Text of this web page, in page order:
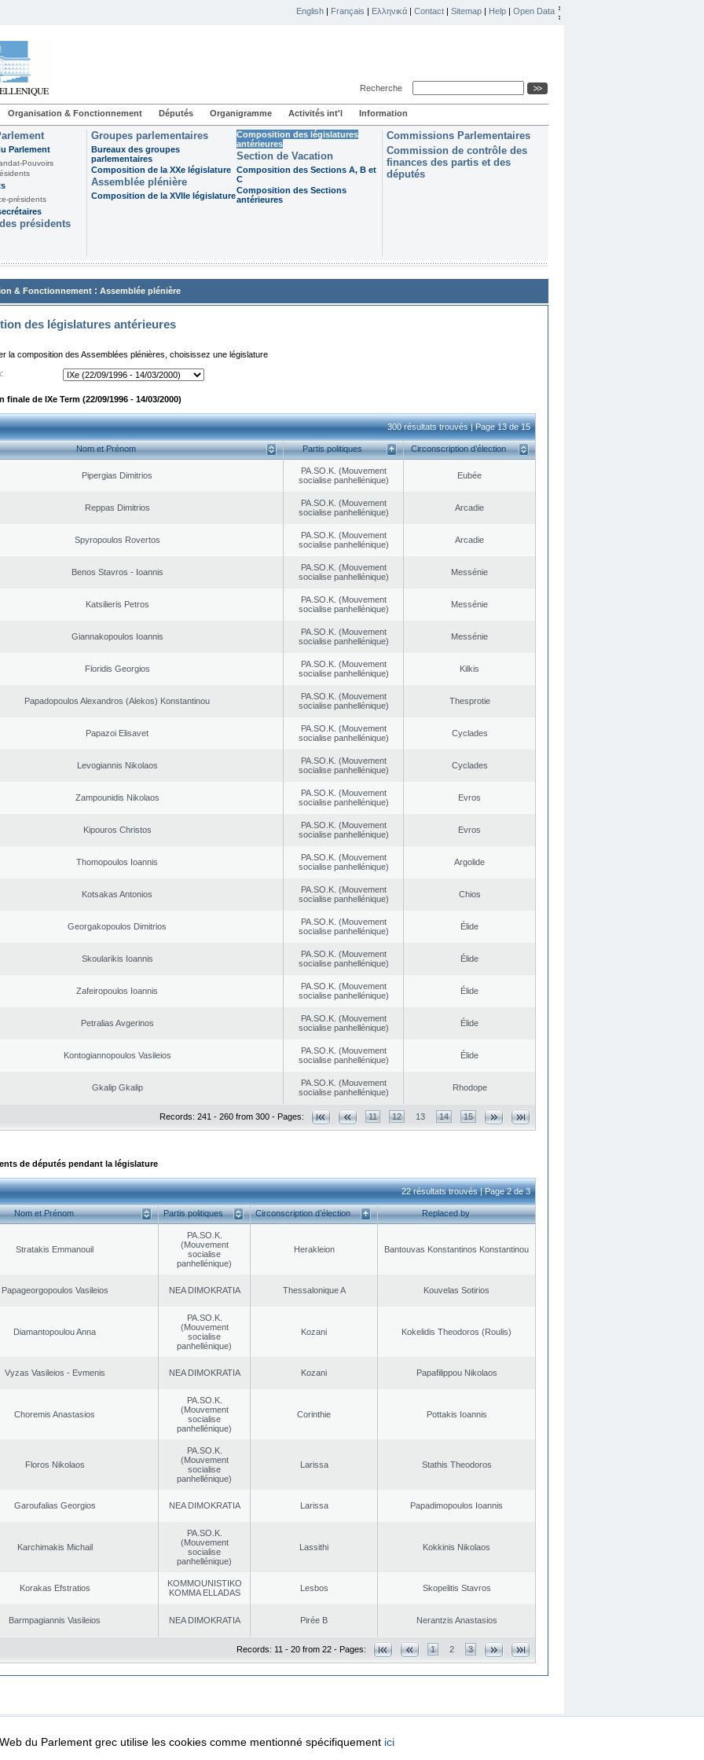
English | Français | Ελληνικά | Contact | Sitemap | Help | Open Data
Recherche
Organisation & Fonctionnement Députés Organigramme Activités int'l Information
Parlement
Pouvoirs
présidents
présidents
Groupes parlementaires
Bureaux des groupes
parlementaires
Composition de la XXe législature
Assemblée plénière
Composition de la XVIIe législature
Composition des législatures
antérieures
Section de Vacation
Composition des Sections A, B et
C
Composition des Sections
antérieures
Commissions Parlementaires
Commission de contrôle des
finances des partis et des
députés
& Fonctionnement : Assemblée plénière
des législatures antérieures
la composition des Assemblées plénières, choisissez une législature
finale de IXe Term (22/09/1996 - 14/03/2000)
300 résultats trouvés | Page 13 de 15
Nom et Prénom Partis politiques Circonscription d’élection
Pipergias Dimitrios
PA.SO.K. (Mouvement
socialise panhellénique)
Eubée
Reppas Dimitrios
PA.SO.K. (Mouvement
socialise panhellénique)
Arcadie
Spyropoulos Rovertos
PA.SO.K. (Mouvement
socialise panhellénique)
Arcadie
Benos Stavros - Ioannis
PA.SO.K. (Mouvement
socialise panhellénique)
Messénie
Katsilieris Petros
PA.SO.K. (Mouvement
socialise panhellénique)
Messénie
Giannakopoulos Ioannis
PA.SO.K. (Mouvement
socialise panhellénique)
Messénie
Floridis Georgios
PA.SO.K. (Mouvement
socialise panhellénique)
Kilkis
Papadopoulos Alexandros (Alekos) Konstantinou
PA.SO.K. (Mouvement
socialise panhellénique)
Thesprotie
Papazoi Elisavet
PA.SO.K. (Mouvement
socialise panhellénique)
Cyclades
Levogiannis Nikolaos
PA.SO.K. (Mouvement
socialise panhellénique)
Cyclades
Zampounidis Nikolaos
PA.SO.K. (Mouvement
socialise panhellénique)
Evros
Kipouros Christos
PA.SO.K. (Mouvement
socialise panhellénique)
Evros
Thomopoulos Ioannis
PA.SO.K. (Mouvement
socialise panhellénique)
Argolide
Kotsakas Antonios
PA.SO.K. (Mouvement
socialise panhellénique)
Chios
Georgakopoulos Dimitrios
PA.SO.K. (Mouvement
socialise panhellénique)
Élide
Skoularikis Ioannis
PA.SO.K. (Mouvement
socialise panhellénique)
Élide
Zafeiropoulos Ioannis
PA.SO.K. (Mouvement
socialise panhellénique)
Élide
Petralias Avgerinos
PA.SO.K. (Mouvement
socialise panhellénique)
Élide
Kontogiannopoulos Vasileios
PA.SO.K. (Mouvement
socialise panhellénique)
Élide
Gkalip Gkalip
PA.SO.K. (Mouvement
socialise panhellénique)
Rhodope
Records: 241 - 260 from 300 - Pages: 11 12 13 14 15
de députés pendant la législature
22 résultats trouvés | Page 2 de 3
Nom et Prénom Partis politiques Circonscription d’élection Replaced by
Stratakis Emmanouil
PA.SO.K.
(Mouvement
socialise
panhellénique)
Herakleion Bantouvas Konstantinos Konstantinou
Papageorgopoulos Vasileios NEA DΙMOKRATIA Thessalonique A Kouvelas Sotirios
Diamantopoulou Anna
PA.SO.K.
(Mouvement
socialise
panhellénique)
Kozani Kokelidis Theodoros (Roulis)
Vyzas Vasileios - Evmenis NEA DΙMOKRATIA Kozani Papafilippou Nikolaos
Choremis Anastasios
PA.SO.K.
(Mouvement
socialise
panhellénique)
Corinthie Pottakis Ioannis
Floros Nikolaos
PA.SO.K.
(Mouvement
socialise
panhellénique)
Larissa Stathis Theodoros
Garoufalias Georgios NEA DΙMOKRATIA Larissa Papadimopoulos Ioannis
Karchimakis Michail
PA.SO.K.
(Mouvement
socialise
panhellénique)
Lassithi Kokkinis Nikolaos
Korakas Efstratios
KOMMOUNISTIKO
KOMMA ELLADAS
Lesbos Skopelitis Stavros
Barmpagiannis Vasileios NEA DΙMOKRATIA Pirée B Nerantzis Anastasios
Records: 11 - 20 from 22 - Pages: 1 2 3
Protection Security & Access
du Parlement grec utilise les cookies comme mentionné spécifiquement ici